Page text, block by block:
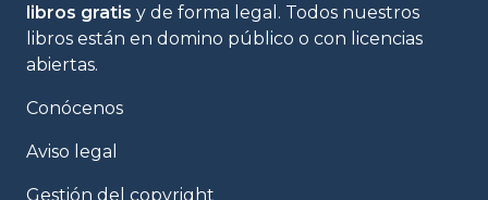
libros gratis y de forma legal. Todos nuestros
libros están en domino público o con licencias
abiertas.
Conócenos
Aviso legal
Gestión del copyright